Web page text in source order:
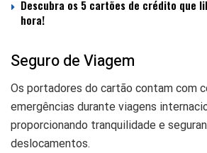
Descubra os 5 cartões de crédito que
hora!
Seguro de Viagem
Os portadores do cartão contam com
emergências durante viagens
proporcionando tranquilidade e
deslocamentos.